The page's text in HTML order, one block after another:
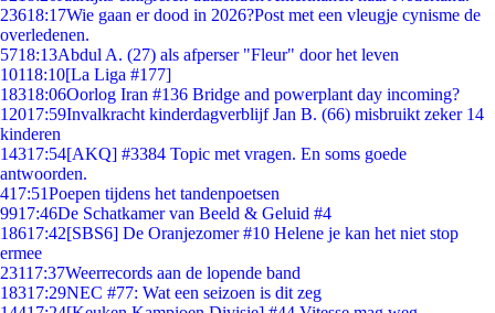
23618:17Wie gaan er dood in 2026?Post met een vleugje cynisme de
overledenen.
5718:13Abdul A. (27) als afperser "Fleur" door het leven
10118:10[La Liga #177]
18318:06Oorlog Iran #136 Bridge and powerplant day incoming?
12017:59Invalkracht kinderdagverblijf Jan B. (66) misbruikt zeker 14
kinderen
14317:54[AKQ] #3384 Topic met vragen. En soms goede
antwoorden.
417:51Poepen tijdens het tandenpoetsen
9917:46De Schatkamer van Beeld & Geluid #4
18617:42[SBS6] De Oranjezomer #10 Helene je kan het niet stop
ermee
23117:37Weerrecords aan de lopende band
18317:29NEC #77: Wat een seizoen is dit zeg